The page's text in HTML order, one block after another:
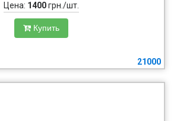
Цена: 1400грн./шт.
Купить
21000